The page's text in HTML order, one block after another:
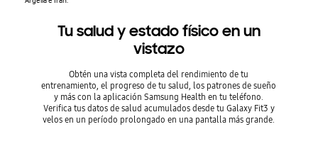
Tu salud y estado físico en un
vistazo
Obtén una vista completa del rendimiento de tu
entrenamiento, el progreso de tu salud, los patrones de sueño
y más con la aplicación Samsung Health en tu teléfono.
Verifica tus datos de salud acumulados desde tu Galaxy Fit3 y
velos en un período prolongado en una pantalla más grande.